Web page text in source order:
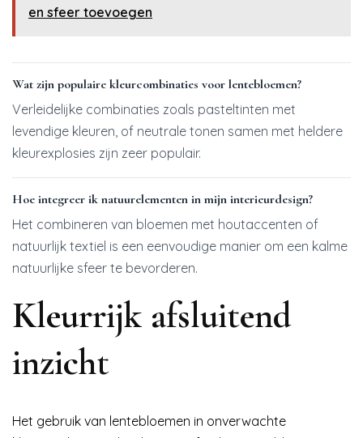
en sfeer toevoegen
Wat zijn populaire kleurcombinaties voor lentebloemen?
Verleidelijke combinaties zoals pasteltinten met
levendige kleuren, of neutrale tonen samen met heldere
kleurexplosies zijn zeer populair.
Hoe integreer ik natuurelementen in mijn interieurdesign?
Het combineren van bloemen met houtaccenten of
natuurlijk textiel is een eenvoudige manier om een kalme
natuurlijke sfeer te bevorderen.
Kleurrijk afsluitend
inzicht
Het gebruik van lentebloemen in onverwachte